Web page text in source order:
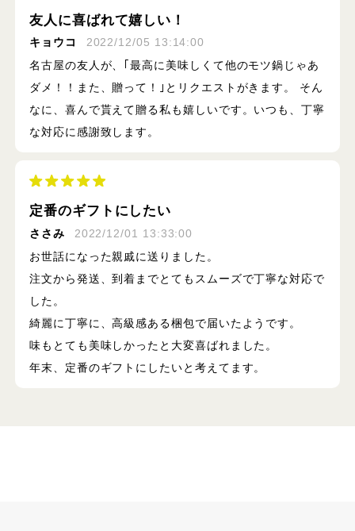
友人に喜ばれて嬉しい！
キョウコ
2022/12/05 13:14:00
名古屋の友人が、｢最高に美味しくて他のモツ鍋じゃあ
ダメ！！また、贈って！｣とリクエストがきます。 そん
なに、喜んで貰えて贈る私も嬉しいです。いつも、丁寧
な対応に感謝致します。
定番のギフトにしたい
ささみ
2022/12/01 13:33:00
お世話になった親戚に送りました。
注文から発送、到着までとてもスムーズで丁寧な対応で
した。
綺麗に丁寧に、高級感ある梱包で届いたようです。
味もとても美味しかったと大変喜ばれました。
年末、定番のギフトにしたいと考えてます。